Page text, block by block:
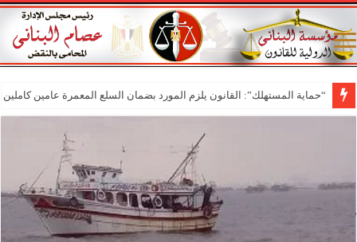
“حماية المستهلك”: القانون يلزم المورد بضمان السلع المعمرة عامين